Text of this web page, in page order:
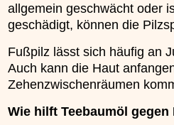
allgemein geschwächt oder
geschädigt, können die
Fußpilz lässt sich häufig an
Auch kann die Haut
Zehenzwischenräumen
Wie hilft Teebaumöl gegen